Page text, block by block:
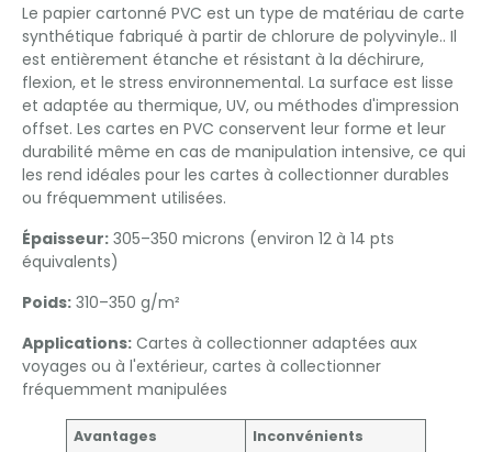
Le papier cartonné PVC est un type de matériau de carte
synthétique fabriqué à partir de chlorure de polyvinyle.. Il
est entièrement étanche et résistant à la déchirure,
flexion, et le stress environnemental. La surface est lisse
et adaptée au thermique, UV, ou méthodes d'impression
offset. Les cartes en PVC conservent leur forme et leur
durabilité même en cas de manipulation intensive, ce qui
les rend idéales pour les cartes à collectionner durables
ou fréquemment utilisées.
Épaisseur: 305–350 microns (environ 12 à 14 pts
équivalents)
Poids: 310–350 g/m²
Applications: Cartes à collectionner adaptées aux
voyages ou à l'extérieur, cartes à collectionner
fréquemment manipulées
Avantages
Inconvénients